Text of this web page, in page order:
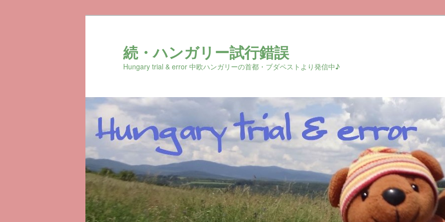
続・ハンガリー試行錯誤
Hungary trial & error 中欧ハンガリーの首都・ブダペストより発信中♪